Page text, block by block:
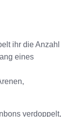
ihr die Anzahl
eines
verdoppelt,